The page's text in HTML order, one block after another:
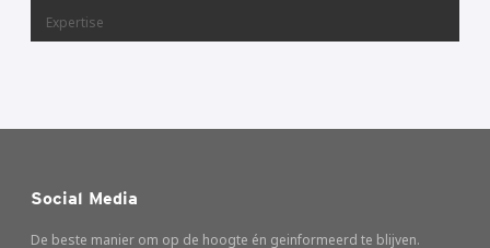
Expertise
Social Media
De beste manier om op de hoogte én geinformeerd te blijven.